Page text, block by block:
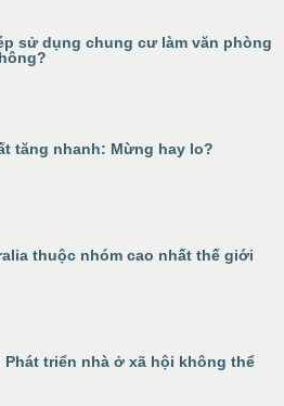
sử dụng chung cư làm văn phòng
tăng nhanh: Mừng hay lo?
thuộc nhóm cao nhất thế giới
Phát triển nhà ở xã hội không thể